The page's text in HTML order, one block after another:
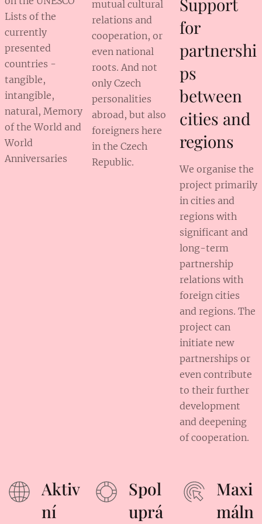
Lists of the
currently
presented
countries -
tangible,
intangible,
natural, Memory
of the World and
World
Anniversaries
mutual cultural
relations and
cooperation, or
even national
roots. And not
only Czech
personalities
abroad, but also
foreigners here
in the Czech
Republic.
Support
for
partnershi
ps
between
cities and
regions
We organise the
project primarily
in cities and
regions with
significant and
long-term
partnership
relations with
foreign cities
and regions. The
project can
initiate new
partnerships or
even contribute
to their further
development
and deepening
of cooperation.
Aktiv
ní
Spol
uprá
Maxi
máln